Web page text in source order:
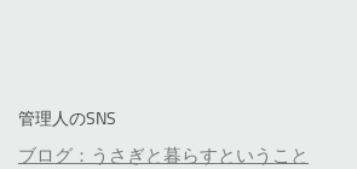
管理人のSNS
ブログ：うさぎと暮らすということ